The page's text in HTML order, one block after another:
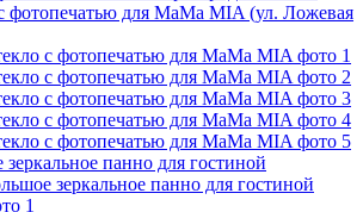
фотопечатью для MaMa MIA (ул. Ложевая
с фотопечатью для MaMa MIA фото 1
с фотопечатью для MaMa MIA фото 2
с фотопечатью для MaMa MIA фото 3
с фотопечатью для MaMa MIA фото 4
с фотопечатью для MaMa MIA фото 5
панно для гостиной
зеркальное панно для гостиной
1